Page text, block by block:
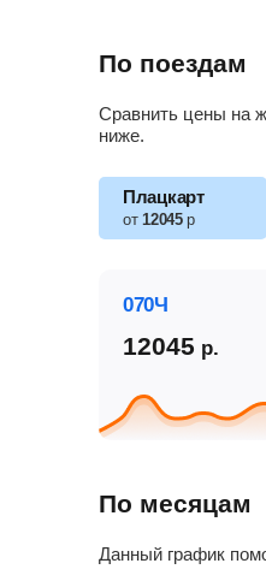
По поездам
Сравнить цены на
ниже.
Плацкарт
от12045р
070Ч
12045 р.
По месяцам
Данный график